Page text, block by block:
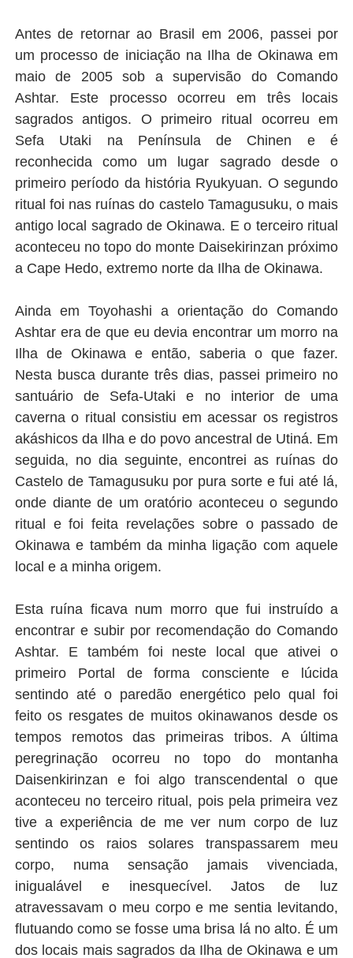
Antes de retornar ao Brasil em 2006, passei por
um processo de iniciação na Ilha de Okinawa em
maio de 2005 sob a supervisão do Comando
Ashtar. Este processo ocorreu em três locais
sagrados antigos. O primeiro ritual ocorreu em
Sefa Utaki na Península de Chinen e é
reconhecida como um lugar sagrado desde o
primeiro período da história Ryukyuan. O segundo
ritual foi nas ruínas do castelo Tamagusuku, o mais
antigo local sagrado de Okinawa. E o terceiro ritual
aconteceu no topo do monte Daisekirinzan próximo
a Cape Hedo, extremo norte da Ilha de Okinawa.
Ainda em Toyohashi a orientação do Comando
Ashtar era de que eu devia encontrar um morro na
Ilha de Okinawa e então, saberia o que fazer.
Nesta busca durante três dias, passei primeiro no
santuário de Sefa-Utaki e no interior de uma
caverna o ritual consistiu em acessar os registros
akáshicos da Ilha e do povo ancestral de Utiná. Em
seguida, no dia seguinte, encontrei as ruínas do
Castelo de Tamagusuku por pura sorte e fui até lá,
onde diante de um oratório aconteceu o segundo
ritual e foi feita revelações sobre o passado de
Okinawa e também da minha ligação com aquele
local e a minha origem.
Esta ruína ficava num morro que fui instruído a
encontrar e subir por recomendação do Comando
Ashtar. E também foi neste local que ativei o
primeiro Portal de forma consciente e lúcida
sentindo até o paredão energético pelo qual foi
feito os resgates de muitos okinawanos desde os
tempos remotos das primeiras tribos. A última
peregrinação ocorreu no topo do montanha
Daisenkirinzan e foi algo transcendental o que
aconteceu no terceiro ritual, pois pela primeira vez
tive a experiência de me ver num corpo de luz
sentindo os raios solares transpassarem meu
corpo, numa sensação jamais vivenciada,
inigualável e inesquecível. Jatos de luz
atravessavam o meu corpo e me sentia levitando,
flutuando como se fosse uma brisa lá no alto. É um
dos locais mais sagrados da Ilha de Okinawa e um